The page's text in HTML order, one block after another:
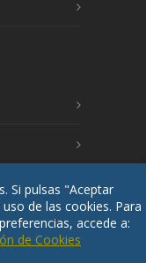
Si pulsas "Aceptar
de las cookies. Para
accede a:
de Cookies